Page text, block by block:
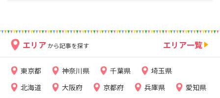
エリア から記事を探す エリア一覧
東京都 神奈川県 千葉県
埼玉県
北海道
大阪府 京都府 兵庫県
愛知県